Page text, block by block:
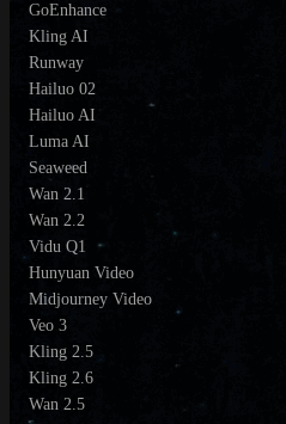
GoEnhance
Kling AI
Runway
Hailuo 02
Hailuo AI
Luma AI
Seaweed
Wan 2.1
Wan 2.2
Vidu Q1
Hunyuan Video
Midjourney Video
Veo 3
Kling 2.5
Kling 2.6
Wan 2.5